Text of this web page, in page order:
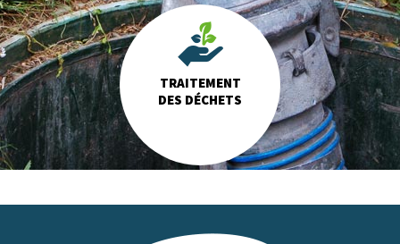
TRAITEMENT
DES DÉCHETS